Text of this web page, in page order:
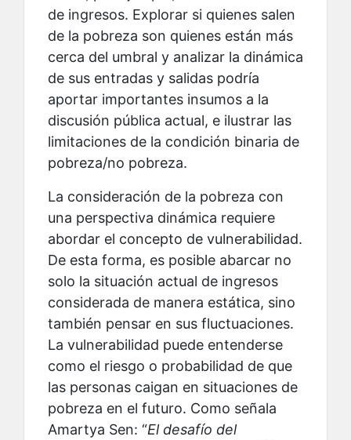
de ingresos. Explorar si quienes salen
de la pobreza son quienes están más
cerca del umbral y analizar la dinámica
de sus entradas y salidas podría
aportar importantes insumos a la
discusión pública actual, e ilustrar las
limitaciones de la condición binaria de
pobreza/no pobreza.
La consideración de la pobreza con
una perspectiva dinámica requiere
abordar el concepto de vulnerabilidad.
De esta forma, es posible abarcar no
solo la situación actual de ingresos
considerada de manera estática, sino
también pensar en sus fluctuaciones.
La vulnerabilidad puede entenderse
como el riesgo o probabilidad de que
las personas caigan en situaciones de
pobreza en el futuro. Como señala
Amartya Sen: “El desafío del